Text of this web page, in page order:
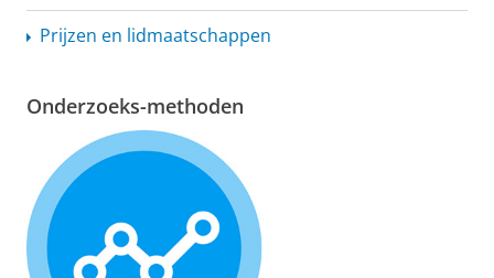
Prijzen en lidmaatschappen
Onderzoeks-methoden